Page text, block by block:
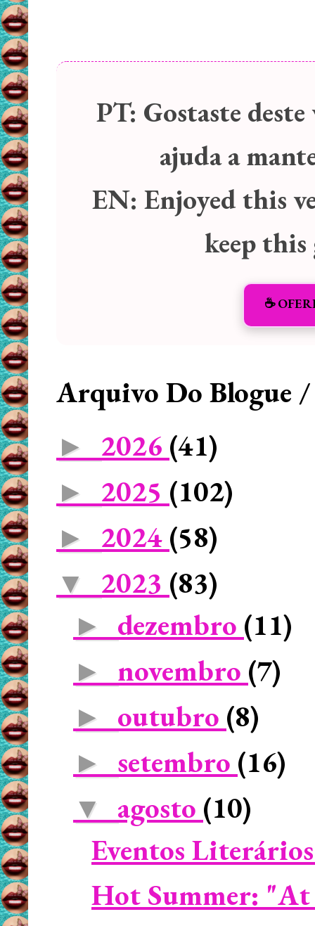
PT: Gostaste
ajuda a
EN: Enjoyed this
keep
☕️
Arquivo Do Blogue
► 2026 (41)
► 2025 (102)
► 2024 (58)
▼ 2023 (83)
► dezembro (11)
► novembro (7)
► outubro (8)
► setembro (16)
▼ agosto (10)
Eventos
Hot Summer: "At